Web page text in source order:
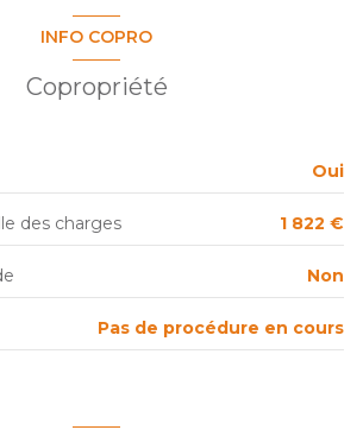
INFO COPRO
Copropriété
Oui
des charges 1 822 €
Non
Pas de procédure en cours